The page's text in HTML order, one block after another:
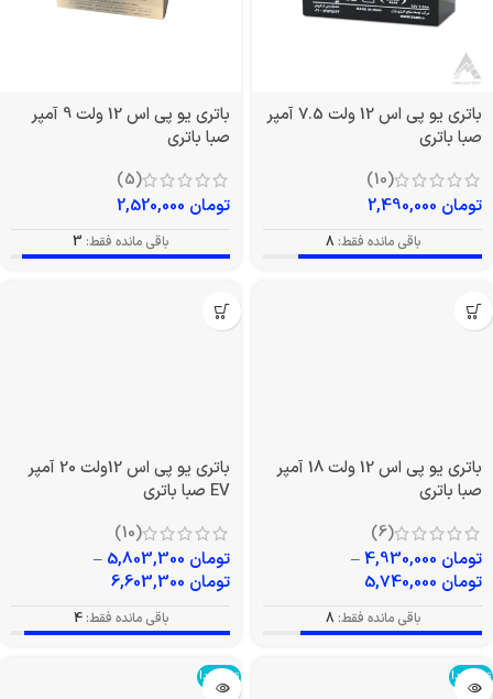
باتری یو پی اس 12 ولت 7.5 آمپر
صبا باتری
(10)
تومان
باقی مانده فقط: 8
باتری یو پی اس 12 ولت 9 آمپر
صبا باتری
(5)
تومان
باقی مانده فقط: 3
باتری یو پی اس 12 ولت 18 آمپر
صبا باتری
(6)
تومان
–
تومان
باقی مانده فقط: 8
باتری یو پی اس 12ولت 20 آمپر
EV صبا باتری
(10)
تومان
–
تومان
باقی مانده فقط: 4
تمام شد! تمام شد!